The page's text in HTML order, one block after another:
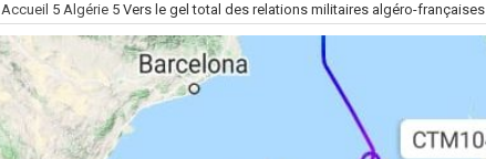
Accueil 5 Algérie5 Vers le gel total des relations militaires algéro-françaises